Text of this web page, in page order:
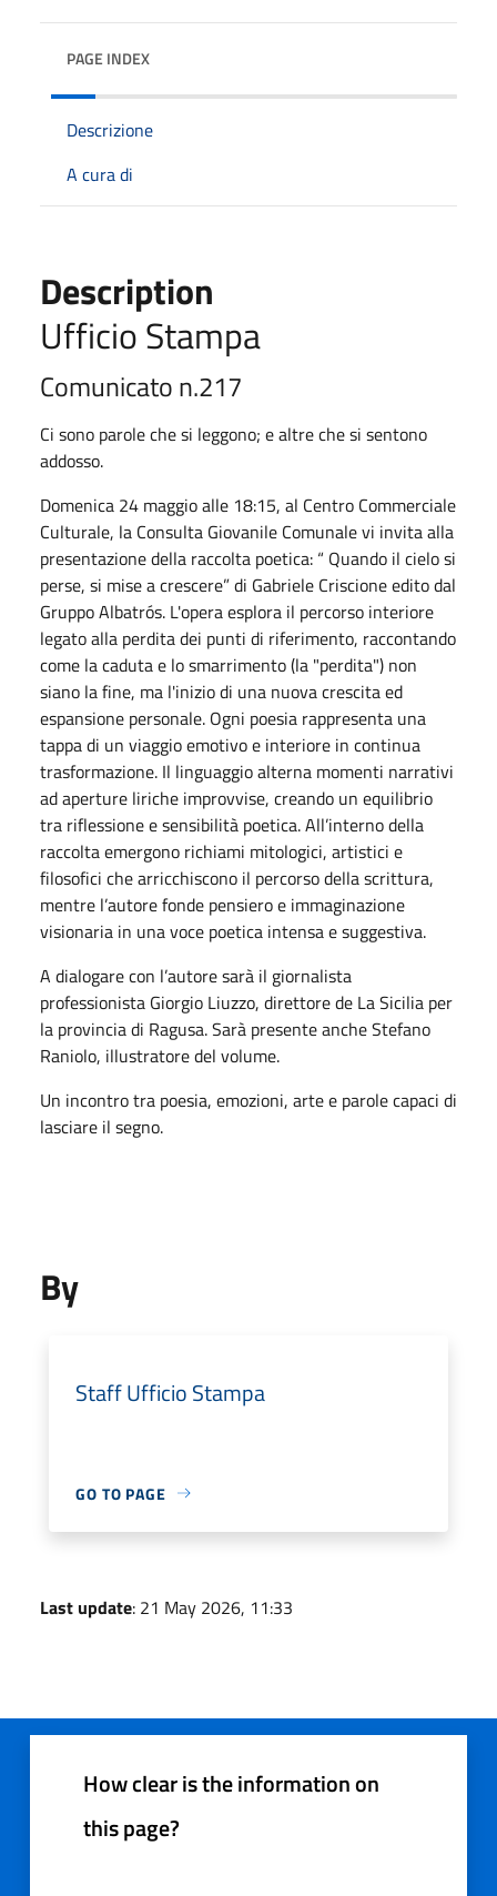
PAGE INDEX
Descrizione
A cura di
Description
Ufficio Stampa
Comunicato n.217
Ci sono parole che si leggono; e altre che si sentono
addosso.
Domenica 24 maggio alle 18:15, al Centro Commerciale
Culturale, la Consulta Giovanile Comunale vi invita alla
presentazione della raccolta poetica: “ Quando il cielo si
perse, si mise a crescere” di Gabriele Criscione edito dal
Gruppo Albatrós. L'opera esplora il percorso interiore
legato alla perdita dei punti di riferimento, raccontando
come la caduta e lo smarrimento (la "perdita") non
siano la fine, ma l'inizio di una nuova crescita ed
espansione personale. Ogni poesia rappresenta una
tappa di un viaggio emotivo e interiore in continua
trasformazione. Il linguaggio alterna momenti narrativi
ad aperture liriche improvvise, creando un equilibrio
tra riflessione e sensibilità poetica. All’interno della
raccolta emergono richiami mitologici, artistici e
filosofici che arricchiscono il percorso della scrittura,
mentre l’autore fonde pensiero e immaginazione
visionaria in una voce poetica intensa e suggestiva.
A dialogare con l’autore sarà il giornalista
professionista Giorgio Liuzzo, direttore de La Sicilia per
la provincia di Ragusa. Sarà presente anche Stefano
Raniolo, illustratore del volume.
Un incontro tra poesia, emozioni, arte e parole capaci di
lasciare il segno.
By
Staff Ufficio Stampa
GO TO PAGE
Last update: 21 May 2026, 11:33
How clear is the information on
this page?